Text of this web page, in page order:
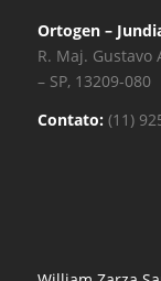
Ortogen –
R. Maj. Gustavo
– SP, 13209-080
Contato: (11)